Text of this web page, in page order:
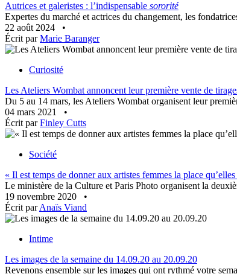
Autrices et galeristes : l’indispensable sororité
Expertes du marché et actrices du changement, les
22 août 2024
•
Écrit parMarie Baranger
Curiosité
Les Ateliers Wombat annoncent leur première vente de
Du 5 au 14 mars, les Ateliers Wombat organisent leur
04 mars 2021
•
Écrit parFinley Cutts
Société
« Il est temps de donner aux artistes femmes la place
Le ministère de la Culture et Paris Photo organisent la
19 novembre 2020
•
Écrit parAnaïs Viand
Intime
Les images de la semaine du 14.09.20 au 20.09.20
Revenons ensemble sur les images qui ont rythmé votre